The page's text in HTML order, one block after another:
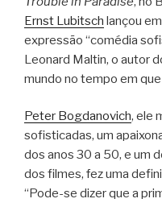
Ernst Lubitsch lançou
expressão “comédia
Leonard Maltin, o autor
mundo no tempo em
Peter Bogdanovich, ele
sofisticadas, um
dos anos 30 a 50, e um
dos filmes, fez uma
“Pode-se dizer que a